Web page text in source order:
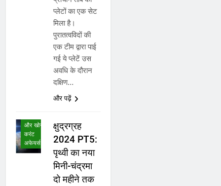
प्लेटों का एक सेट
मिला है।
पुरातत्वविदों की
एक टीम द्वारा पाई
गई ये प्लेटें उस
अवधि के दौरान
दक्षिण…
और पढ़ें
और खोज
करंट
अफेयर्स
क्षुद्रग्रह
2024 PT5:
पृथ्वी का नया
मिनी-चंद्रमा
दो महीने तक